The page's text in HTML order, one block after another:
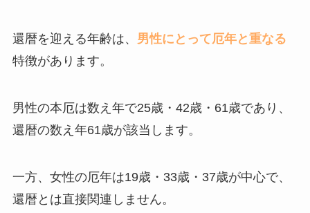
還暦を迎える年齢は、 男性にとって厄年と重なる
特徴があります。
男性の本厄は数え年で25歳・42歳・61歳であり、
還暦の数え年61歳が該当します。
一方、女性の厄年は19歳・33歳・37歳が中心で、
還暦とは直接関連しません。